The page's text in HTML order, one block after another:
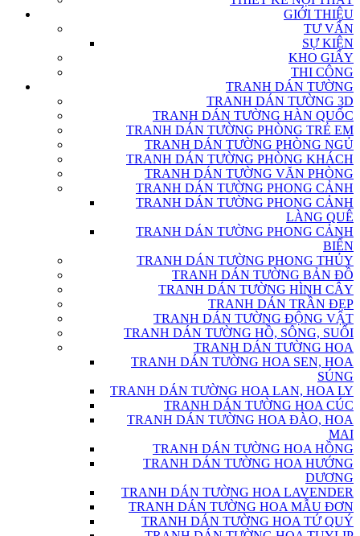
GIỚI THIỆU
TƯ VẤN
SỰ KIỆN
KHO GIẤY
THI CÔNG
TRANH DÁN TƯỜNG
TRANH DÁN TƯỜNG 3D
TRANH DÁN TƯỜNG HÀN QUỐC
TRANH DÁN TƯỜNG PHÒNG TRẺ EM
TRANH DÁN TƯỜNG PHÒNG NGỦ
TRANH DÁN TƯỜNG PHÒNG KHÁCH
TRANH DÁN TƯỜNG VĂN PHÒNG
TRANH DÁN TƯỜNG PHONG CẢNH
TRANH DÁN TƯỜNG PHONG CẢNH
LÀNG QUÊ
TRANH DÁN TƯỜNG PHONG CẢNH
BIỂN
TRANH DÁN TƯỜNG PHONG THỦY
TRANH DÁN TƯỜNG BẢN ĐỒ
TRANH DÁN TƯỜNG HÌNH CÂY
TRANH DÁN TRẦN ĐẸP
TRANH DÁN TƯỜNG ĐỘNG VẬT
TRANH DÁN TƯỜNG HỒ, SÔNG, SUỐI
TRANH DÁN TƯỜNG HOA
TRANH DÁN TƯỜNG HOA SEN, HOA
SÚNG
TRANH DÁN TƯỜNG HOA LAN, HOA LY
TRANH DÁN TƯỜNG HOA CÚC
TRANH DÁN TƯỜNG HOA ĐÀO, HOA
MAI
TRANH DÁN TƯỜNG HOA HỒNG
TRANH DÁN TƯỜNG HOA HƯỚNG
DƯƠNG
TRANH DÁN TƯỜNG HOA LAVENDER
TRANH DÁN TƯỜNG HOA MẪU ĐƠN
TRANH DÁN TƯỜNG HOA TỨ QUÝ